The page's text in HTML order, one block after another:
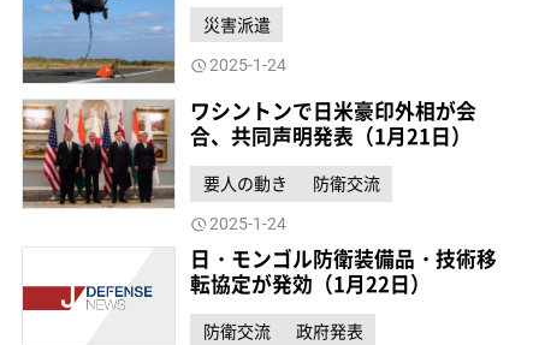
災害派遣
2025-1-24
ワシントンで日米豪印外相が会
合、共同声明発表（1月21日）
要人の動き 防衛交流
2025-1-24
日・モンゴル防衛装備品・技術移
転協定が発効（1月22日）
防衛交流 政府発表